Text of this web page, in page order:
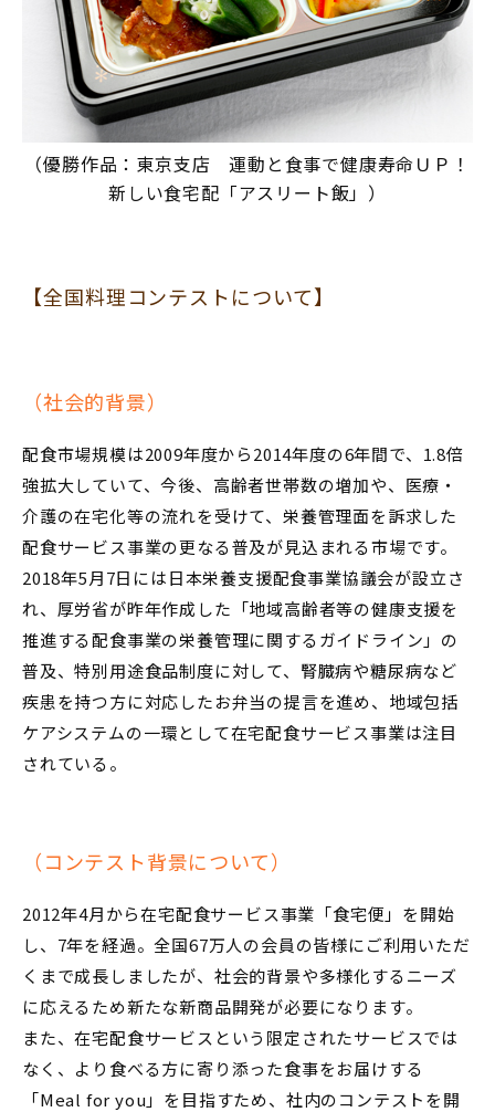
（優勝作品：東京支店 運動と食事で健康寿命ＵＰ！
新しい食宅配「アスリート飯」）
【全国料理コンテストについて】
（社会的背景）
配食市場規模は2009年度から2014年度の6年間で、1.8倍
強拡大していて、今後、高齢者世帯数の増加や、医療・
介護の在宅化等の流れを受けて、栄養管理面を訴求した
配食サービス事業の更なる普及が見込まれる市場です。
2018年5月7日には日本栄養支援配食事業協議会が設立さ
れ、厚労省が昨年作成した「地域高齢者等の健康支援を
推進する配食事業の栄養管理に関するガイドライン」の
普及、特別用途食品制度に対して、腎臓病や糖尿病など
疾患を持つ方に対応したお弁当の提言を進め、地域包括
ケアシステムの一環として在宅配食サービス事業は注目
されている。
（コンテスト背景について）
2012年4月から在宅配食サービス事業「食宅便」を開始
し、7年を経過。全国67万人の会員の皆様にご利用いただ
くまで成長しましたが、社会的背景や多様化するニーズ
に応えるため新たな新商品開発が必要になります。
また、在宅配食サービスという限定されたサービスでは
なく、より食べる方に寄り添った食事をお届けする
「Meal for you」を目指すため、社内のコンテストを開